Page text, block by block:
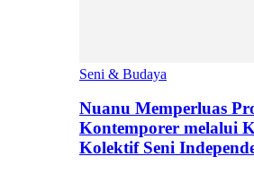
Seni & Budaya
Nuanu Memperluas
Kontemporer melalui
Kolektif Seni